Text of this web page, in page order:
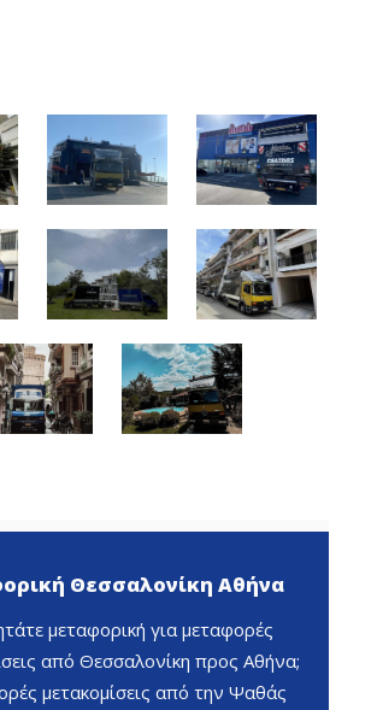
Θεσσαλονίκη Αθήνα
μεταφορική για μεταφορές
από Θεσσαλονίκη προς Αθήνα;
μετακομίσεις από την Ψαθάς